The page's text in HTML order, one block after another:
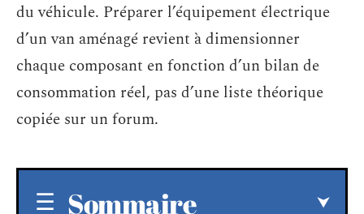
du véhicule. Préparer l’équipement électrique
d’un van aménagé revient à dimensionner
chaque composant en fonction d’un bilan de
consommation réel, pas d’une liste théorique
copiée sur un forum.
Sommaire